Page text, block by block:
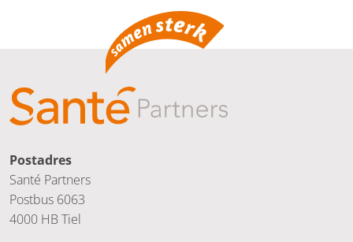
Postadres
Santé Partners
Postbus 6063
4000 HB Tiel